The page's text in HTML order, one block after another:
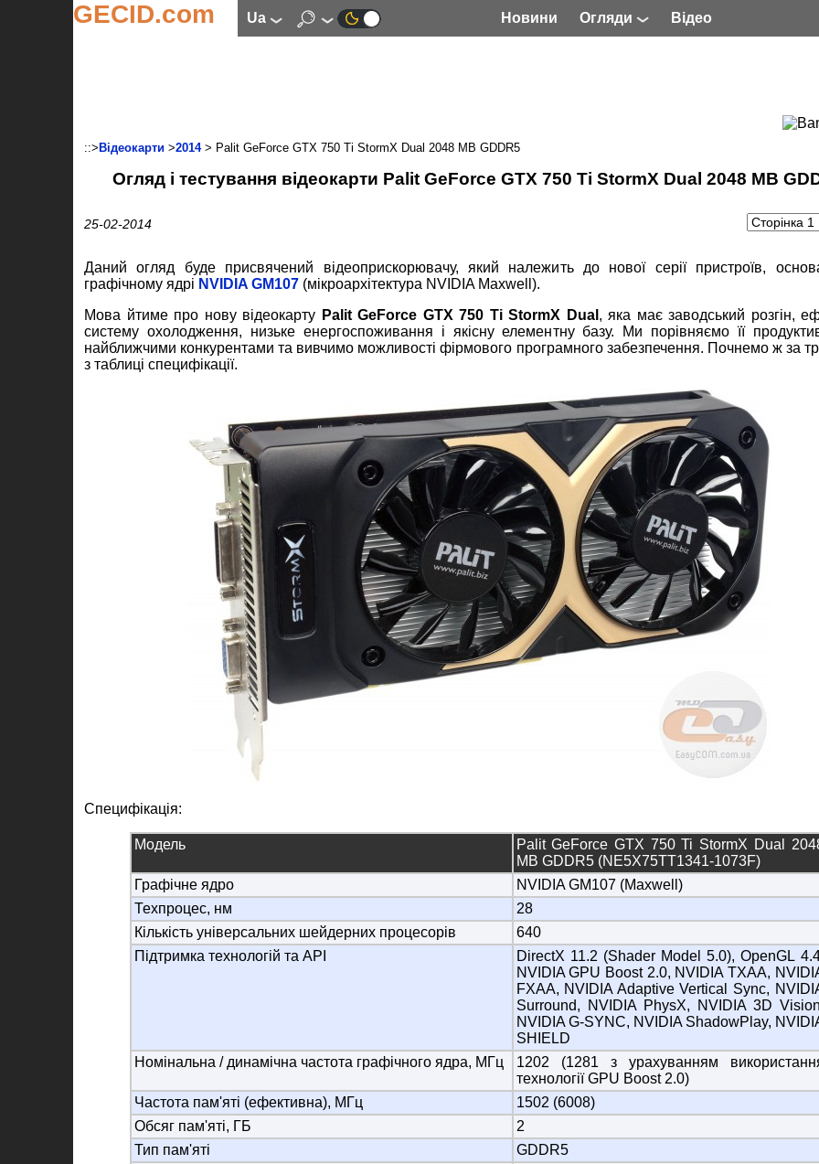
GECID.com ua Новини Огляди Відео
::> Відеокарти >2014> Palit GeForce GTX 750 Ti StormX Dual 2048 MB GDDR5
Огляд і тестування відеокарти Palit GeForce GTX 750 Ti StormX Dual 2048 MB
25-02-2014
Даний огляд буде присвячений відеоприскорювачу, який належить до нової серії пристроїв,
графічному ядрі NVIDIA GM107 (мікроархітектура NVIDIA Maxwell).
Мова йтиме про нову відеокарту Palit GeForce GTX 750 Ti StormX Dual , яка має заводський розгін,
систему охолодження, низьке енергоспоживання і якісну елементну базу. Ми порівняємо її
найближчими конкурентами та вивчимо можливості фірмового програмного забезпечення. Почнемо ж за
з таблиці специфікації.
Специфікація:
Модель
Palit GeForce GTX 750 Ti StormX Dual
MB GDDR5 (NE5X75TT1341-1073F)
Графічне ядро
NVIDIA GM107 (Maxwell)
Техпроцес, нм
28
Кількість універсальних шейдерних процесорів
640
Підтримка технологій та API
DirectX 11.2 (Shader Model 5.0), OpenGL
NVIDIA GPU Boost 2.0, NVIDIA TXAA,
FXAA, NVIDIA Adaptive Vertical Sync,
Surround, NVIDIA PhysX, NVIDIA 3D
NVIDIA G-SYNC, NVIDIA ShadowPlay,
SHIELD
Номінальна / динамічна частота графічного ядра, МГц
1202 (1281 з урахуванням
технології GPU Boost 2.0)
Частота пам'яті (ефективна), МГц
1502 (6008)
Обсяг пам'яті, ГБ
2
Тип пам'яті
GDDR5